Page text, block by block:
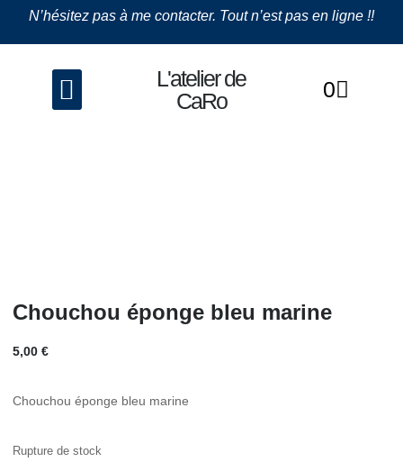
N’hésitez pas à me contacter. Tout n’est pas en ligne !!
L'atelier de
CaRo
0
Chouchou éponge bleu marine
5,00 €
Chouchou éponge bleu marine
Rupture de stock